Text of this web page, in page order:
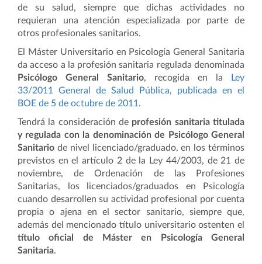
de su salud, siempre que dichas actividades no
requieran una atención especializada por parte de
otros profesionales sanitarios.
El Máster Universitario en Psicología General Sanitaria
da acceso a la profesión sanitaria regulada denominada
Psicólogo General Sanitario, recogida en la
Ley
33/2011 General de Salud Pública, publicada en el
BOE de 5 de octubre de 2011 .
Tendrá la consideración de profesión sanitaria titulada
y regulada con la denominación de Psicólogo General
Sanitario de nivel licenciado/graduado, en los términos
previstos en el artículo 2 de la Ley 44/2003, de 21 de
noviembre, de Ordenación de las Profesiones
Sanitarias, los licenciados/graduados en Psicología
cuando desarrollen su actividad profesional por cuenta
propia o ajena en el sector sanitario, siempre que,
además del mencionado título universitario ostenten el
título oficial de Máster en Psicología General
Sanitaria.